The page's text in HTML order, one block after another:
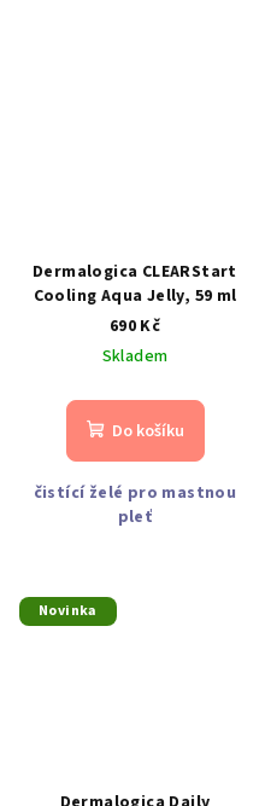
Dermalogica CLEARStart
Cooling Aqua Jelly, 59 ml
690 Kč
Skladem
Do košíku
čistící želé pro mastnou
pleť
Novinka